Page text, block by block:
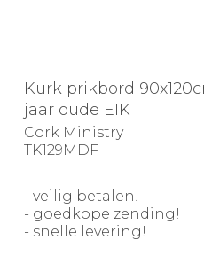
Kurk prikbord
jaar oude EIK
Cork Ministry
TK129MDF
- veilig betalen!
- goedkope zending!
- snelle levering!